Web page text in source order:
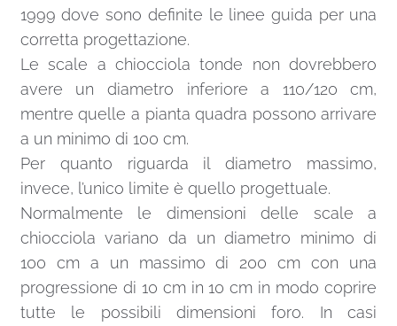
1999 dove sono definite le linee guida per una
corretta progettazione.
Le scale a chiocciola tonde non dovrebbero
avere un diametro inferiore a 110/120 cm,
mentre quelle a pianta quadra possono arrivare
a un minimo di 100 cm.
Per quanto riguarda il diametro massimo,
invece, l’unico limite è quello progettuale.
Normalmente le dimensioni delle scale a
chiocciola variano da un diametro minimo di
100 cm a un massimo di 200 cm con una
progressione di 10 cm in 10 cm in modo coprire
tutte le possibili dimensioni foro. In casi